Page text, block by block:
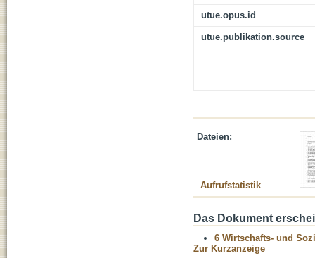
utue.opus.id
utue.publikation.source
Dateien:
Aufrufstatistik
Das Dokument
6 Wirtschafts- und
Zur Kurzanzeige